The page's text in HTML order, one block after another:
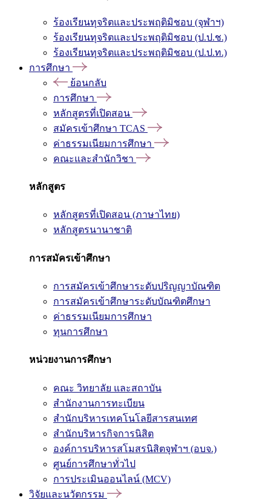
ร้องเรียนทุจริตและประพฤติมิชอบ (จุฬาฯ)
ร้องเรียนทุจริตและประพฤติมิชอบ (ป.ป.ช.)
ร้องเรียนทุจริตและประพฤติมิชอบ (ป.ป.ท.)
การศึกษา
ย้อนกลับ
การศึกษา
หลักสูตรที่เปิดสอน
สมัครเข้าศึกษา TCAS
ค่าธรรมเนียมการศึกษา
คณะและสำนักวิชา
หลักสูตร
หลักสูตรที่เปิดสอน (ภาษาไทย)
หลักสูตรนานาชาติ
การสมัครเข้าศึกษา
การสมัครเข้าศึกษาระดับปริญญาบัณฑิต
การสมัครเข้าศึกษาระดับบัณฑิตศึกษา
ค่าธรรมเนียมการศึกษา
ทุนการศึกษา
หน่วยงานการศึกษา
คณะ วิทยาลัย และสถาบัน
สำนักงานการทะเบียน
สำนักบริหารเทคโนโลยีสารสนเทศ
สำนักบริหารกิจการนิสิต
องค์การบริหารสโมสรนิสิตจุฬาฯ (อบจ.)
ศูนย์การศึกษาทั่วไป
การประเมินออนไลน์ (MCV)
วิจัยและนวัตกรรม